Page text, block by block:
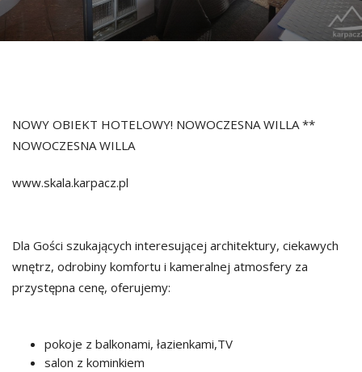
NOWY OBIEKT HOTELOWY! NOWOCZESNA WILLA **
NOWOCZESNA WILLA
www.skala.karpacz.pl
Dla Gości szukających interesującej architektury, ciekawych
wnętrz, odrobiny komfortu i kameralnej atmosfery za
przystępna cenę, oferujemy:
pokoje z balkonami, łazienkami,TV
salon z kominkiem